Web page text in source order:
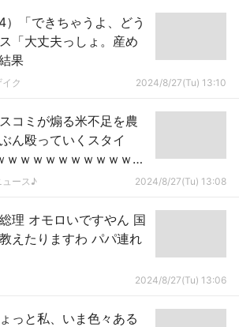
）「できちゃうよ、どう
「大丈夫っしょ。産め
果
ク 2024/8/27(Tu) 13:10
コミが煽る米不足を農
ん殴っていくスタイ
ｗｗｗｗｗｗｗｗｗｗ
ｗｗｗ
ュース♪ 2024/8/27(Tu) 13:08
理 オモロいですやん 国
えたりますわ パパ連れ
2024/8/27(Tu) 13:06
っと私、いま色々ある